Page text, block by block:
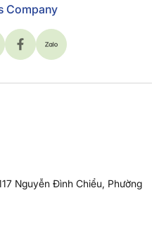
Company
Nguyễn Đình Chiểu, Phường